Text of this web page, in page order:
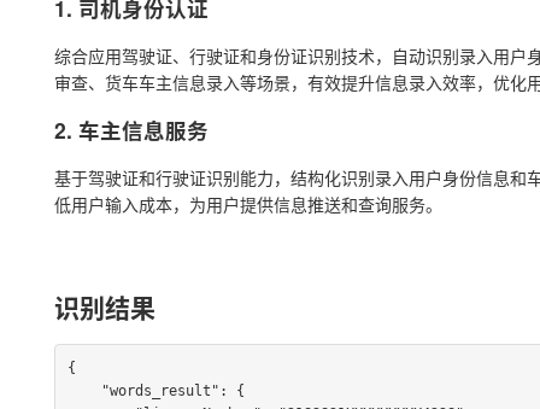
1. 司机身份认证
综合应用驾驶证、行驶证和身份证识别技术，自动识别录入用
审查、货车车主信息录入等场景，有效提升信息录入效率，优化
2. 车主信息服务
基于驾驶证和行驶证识别能力，结构化识别录入用户身份信息
低用户输入成本，为用户提供信息推送和查询服务。
识别结果
{